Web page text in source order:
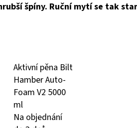
špíny. Ruční mytí se tak
Aktivní pěna Bilt
Hamber Auto-
Foam V2 5000
ml
Na objednání
ROZPRAŠOVAČ BEZ LAHVE